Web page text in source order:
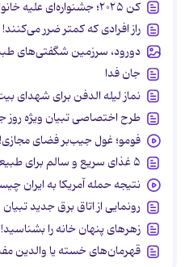
کن ۲۰۲۵؛ جشنواره‌ای علیه خانواده
راز افرادی که کمتر ضرر می‌کنند!
دورود، سرزمین شگفتی‌های
جان فدا
نماز لیله الدفن برای شهدای
طرح اختصاصی تبیان ویژه
فومو؛ غول جیب‌بر فضای مجازی!
۵ غذای سریع و سالم برای طبیعت‌گردی
نتیجه حمله آمریکا به ایران
رونمایی از اتاق برق جدید تبیان
زهرهای پنهان خانه را بشناسید!
قهرمان‌های خسته یا والدین